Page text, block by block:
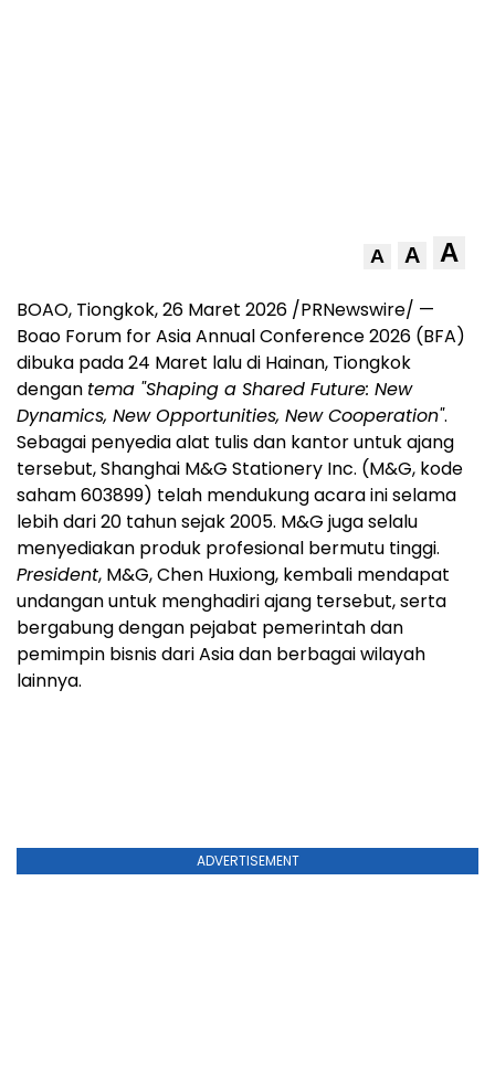
A A A
BOAO, Tiongkok, 26 Maret 2026 /PRNewswire/ —
Boao Forum for Asia Annual Conference 2026 (BFA)
dibuka pada 24 Maret lalu di Hainan, Tiongkok
dengan tema "Shaping a Shared Future: New
Dynamics, New Opportunities, New Cooperation".
Sebagai penyedia alat tulis dan kantor untuk ajang
tersebut, Shanghai M&G Stationery Inc. (M&G, kode
saham 603899) telah mendukung acara ini selama
lebih dari 20 tahun sejak 2005. M&G juga selalu
menyediakan produk profesional bermutu tinggi.
President, M&G, Chen Huxiong, kembali mendapat
undangan untuk menghadiri ajang tersebut, serta
bergabung dengan pejabat pemerintah dan
pemimpin bisnis dari Asia dan berbagai wilayah
lainnya.
ADVERTISEMENT